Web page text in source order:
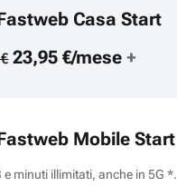
Casa Start
23,95 €/mese+
Mobile Start
e minuti illimitati, anche in 5G *.